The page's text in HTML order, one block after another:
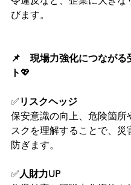
びます。
📌　現場力強化につながる
ト 💖
✅ リスクヘッジ
保安意識の向上、危険箇所
スクを理解することで、災
防ぎます。
✅人財力UP